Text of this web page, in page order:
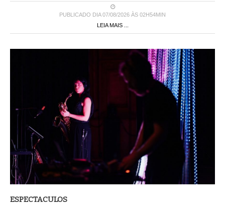
PUBLICADO DIA 07/08/2026 ÀS 02H54MIN
LEIA MAIS ...
ESPECTACULOS